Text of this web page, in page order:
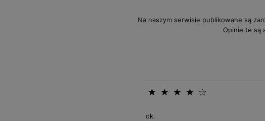
Na naszym serwisie publikowane są
Opinie te są
ok.